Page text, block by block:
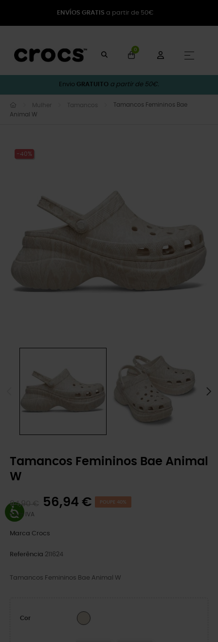
ENVÍOS GRATIS a partir de 50€
0
☰
Envio GRATUITO a partir de 50€.
Mulher Tamancos
Tamancos Femininos Bae
Animal W
-40%
Tamancos Femininos Bae Animal
W
94,90 € 56,94 € POUPE 40%
Com IVA
Marca Crocs
Referência 211624
Tamancos Femininos Bae Animal W
Cor Frappé/Snake